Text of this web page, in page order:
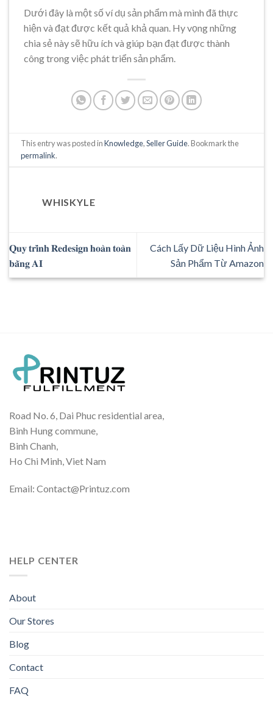
Dưới đây là một số ví dụ sản phẩm mà mình đã thực
hiện và đạt được kết quả khả quan. Hy vọng những
chia sẻ này sẽ hữu ích và giúp bạn đạt được thành
công trong việc phát triển sản phẩm.
This entry was posted in Knowledge,Seller Guide. Bookmark the
permalink.
WHISKYLE
𝐐𝐮𝐲 𝐭𝐫𝐢̀𝐧𝐡 𝐑𝐞𝐝𝐞𝐬𝐢𝐠𝐧 𝐡𝐨𝐚̀𝐧 𝐭𝐨𝐚̀𝐧
𝐛𝐚̆̀𝐧𝐠 𝐀𝐈
Cách Lấy Dữ Liệu Hình Ảnh
Sản Phẩm Từ Amazon
Road No. 6, Dai Phuc residential area,
Binh Hung commune,
Binh Chanh,
Ho Chi Minh, Viet Nam
Email: Contact@Printuz.com
HELP CENTER
About
Our Stores
Blog
Contact
FAQ